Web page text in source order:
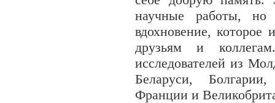
научные работы,
вдохновение,
друзьям и
исследователей из
Беларуси,
Франции и